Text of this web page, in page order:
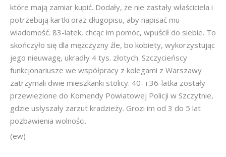
które mają zamiar kupić. Dodały, że nie zastały właściciela i
potrzebują kartki oraz długopisu, aby napisać mu
wiadomość. 83-latek, chcąc im pomóc, wpuścił do siebie. To
skończyło się dla mężczyzny źle, bo kobiety, wykorzystując
jego nieuwagę, ukradły 4 tys. złotych. Szczycieńscy
funkcjonariusze we współpracy z kolegami z Warszawy
zatrzymali dwie mieszkanki stolicy. 40- i 36-latka zostały
przewiezione do Komendy Powiatowej Policji w Szczytnie,
gdzie usłyszały zarzut kradzieży. Grozi im od 3 do 5 lat
pozbawienia wolności.
(ew)